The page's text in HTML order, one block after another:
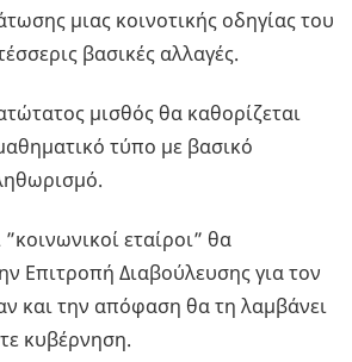
μιας κοινοτικής οδηγίας του
βασικές αλλαγές.
μισθός θα καθορίζεται
τύπο με βασικό
εταίροι” θα
Επιτροπή Διαβούλευσης για τον
και την απόφαση θα τη λαμβάνει
κυβέρνηση.